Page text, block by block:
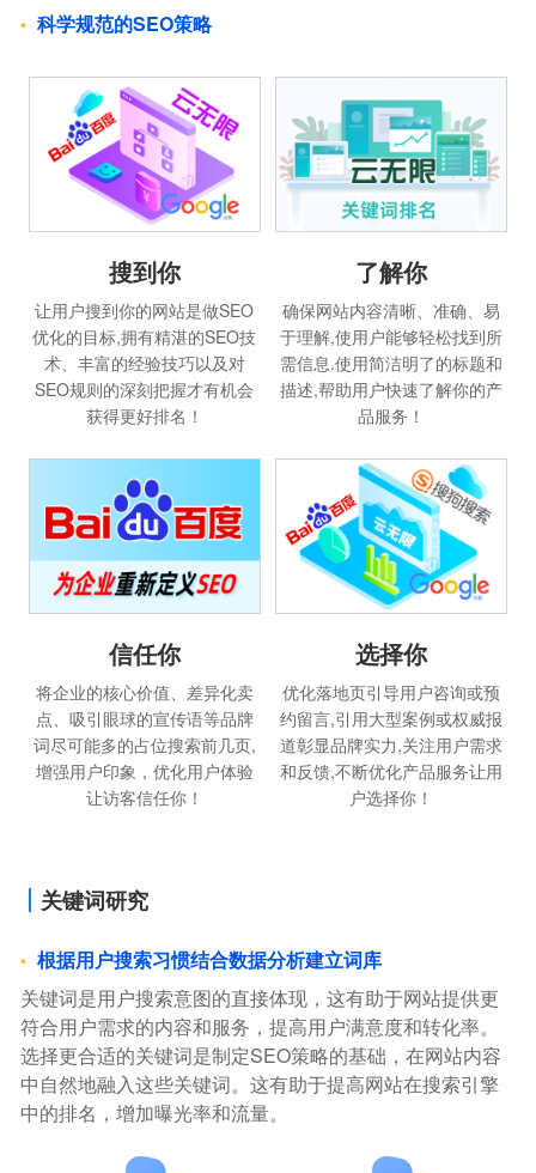
科学规范的SEO策略
搜到你
让用户搜到你的网站是做SEO
优化的目标,拥有精湛的SEO技
术、丰富的经验技巧以及对
SEO规则的深刻把握才有机会
获得更好排名！
了解你
确保网站内容清晰、准确、易
于理解,使用户能够轻松找到所
需信息.使用简洁明了的标题和
描述,帮助用户快速了解你的产
品服务！
信任你
将企业的核心价值、差异化卖
点、吸引眼球的宣传语等品牌
词尽可能多的占位搜索前几页,
增强用户印象，优化用户体验
让访客信任你！
选择你
优化落地页引导用户咨询或预
约留言,引用大型案例或权威报
道彰显品牌实力,关注用户需求
和反馈,不断优化产品服务让用
户选择你！
关键词研究
根据用户搜索习惯结合数据分析建立词库
关键词是用户搜索意图的直接体现，这有助于网站提供更
符合用户需求的内容和服务，提高用户满意度和转化率。
选择更合适的关键词是制定SEO策略的基础，在网站内容
中自然地融入这些关键词。这有助于提高网站在搜索引擎
中的排名，增加曝光率和流量。